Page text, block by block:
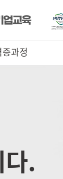
증과정
.